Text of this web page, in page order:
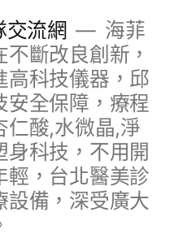
交流網
海菲
斷改良創新，
高科技儀器，邱
安全保障，療程
仁酸,水微晶,淨
科技，不用開
輕，台北醫美診
設備，深受廣大